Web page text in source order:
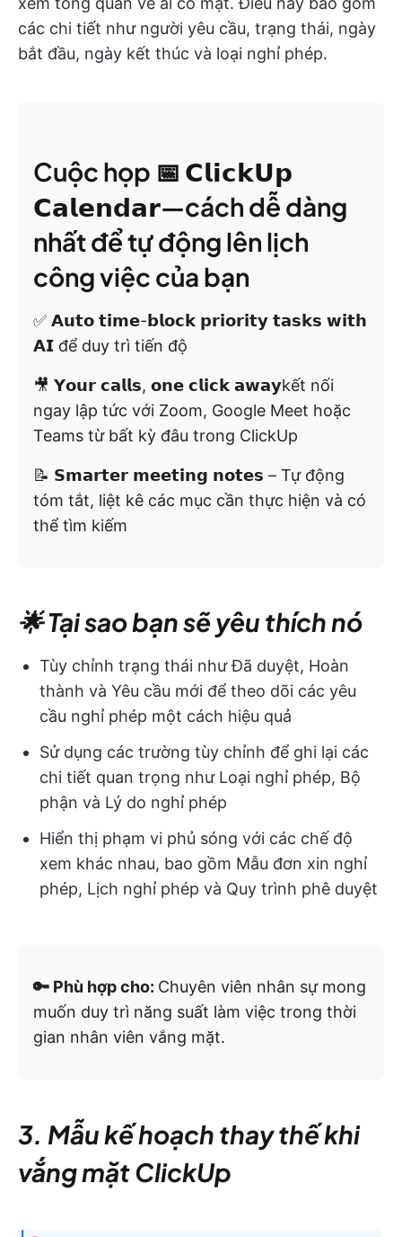
các chi tiết như người yêu cầu, trạng thái, ngày
bắt đầu, ngày kết thúc và loại nghỉ phép.
Cuộc họp 📅 𝗖𝗹𝗶𝗰𝗸𝗨𝗽
𝗖𝗮𝗹𝗲𝗻𝗱𝗮𝗿—cách dễ dàng
nhất để tự động lên lịch
công việc của bạn
✅ 𝗔𝘂𝘁𝗼 𝘁𝗶𝗺𝗲-𝗯𝗹𝗼𝗰𝗸 𝗽𝗿𝗶𝗼𝗿𝗶𝘁𝘆 𝘁𝗮𝘀𝗸𝘀 𝘄𝗶𝘁𝗵
𝗔𝗜 để duy trì tiến độ
🎥 𝗬𝗼𝘂𝗿 𝗰𝗮𝗹𝗹𝘀, 𝗼𝗻𝗲 𝗰𝗹𝗶𝗰𝗸 𝗮𝘄𝗮𝘆kết nối
ngay lập tức với Zoom, Google Meet hoặc
Teams từ bất kỳ đâu trong ClickUp
📝 𝗦𝗺𝗮𝗿𝘁𝗲𝗿 𝗺𝗲𝗲𝘁𝗶𝗻𝗴 𝗻𝗼𝘁𝗲𝘀 – Tự động
tóm tắt, liệt kê các mục cần thực hiện và có
thể tìm kiếm
🌟 Tại sao bạn sẽ yêu thích nó
Tùy chỉnh trạng thái như Đã duyệt, Hoàn
thành và Yêu cầu mới để theo dõi các yêu
cầu nghỉ phép một cách hiệu quả
Sử dụng các trường tùy chỉnh để ghi lại các
chi tiết quan trọng như Loại nghỉ phép, Bộ
phận và Lý do nghỉ phép
Hiển thị phạm vi phủ sóng với các chế độ
xem khác nhau, bao gồm Mẫu đơn xin nghỉ
phép, Lịch nghỉ phép và Quy trình phê duyệt
🔑 Phù hợp cho: Chuyên viên nhân sự mong
muốn duy trì năng suất làm việc trong thời
gian nhân viên vắng mặt.
3. Mẫu kế hoạch thay thế khi
vắng mặt ClickUp